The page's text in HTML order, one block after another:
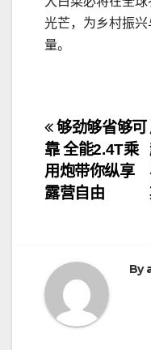
光芒，为乡村振
量。
文
章
导
够劲够省够可
靠 全能2.4T乘
用炮带你纵享
露营自由
By